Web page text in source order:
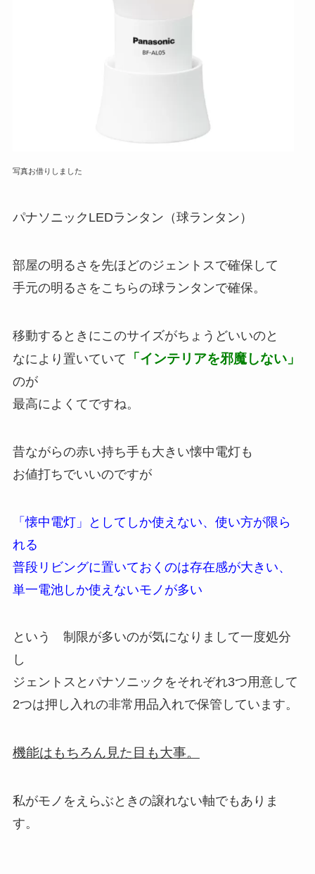
写真お借りしました
パナソニックLEDランタン（球ランタン）
部屋の明るさを先ほどのジェントスで確保して
手元の明るさをこちらの球ランタンで確保。
移動するときにこのサイズがちょうどいいのと
なにより置いていて
「インテリアを邪魔しない」
のが
最高によくてですね。
昔ながらの赤い持ち手も大きい懐中電灯も
お値打ちでいいのですが
「懐中電灯」としてしか使えない、 使い方が限ら
れる
普段リビングに置いておくのは存在感が大きい、
単一電池しか使えないモノが多い
という 制限が多いのが気になりまして一度処分
し
ジェントスとパナソニックをそれぞれ3つ用意して
2つは押し入れの非常用品入れで保管しています。
機能はもちろん見た目も大事。
私がモノをえらぶときの譲れない軸でもありま
す。